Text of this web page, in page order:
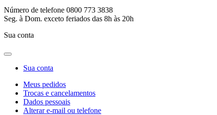
Número de telefone 0800 773 3838
Seg. à Dom. exceto feriados das 8h às 20h
Sua conta
Sua conta
Meus pedidos
Trocas e cancelamentos
Dados pessoais
Alterar e-mail ou telefone